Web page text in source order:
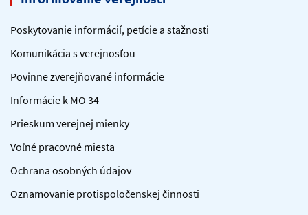
Poskytovanie informácií, petície a sťažnosti
Komunikácia s verejnosťou
Povinne zverejňované informácie
Informácie k MO 34
Prieskum verejnej mienky
Voľné pracovné miesta
Ochrana osobných údajov
Oznamovanie protispoločenskej činnosti